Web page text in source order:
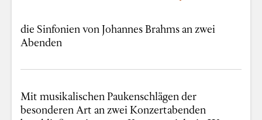
die Sinfonien von Johannes Brahms an zwei
Abenden
Mit musikalischen Paukenschlägen der
besonderen Art an zwei Konzertabenden